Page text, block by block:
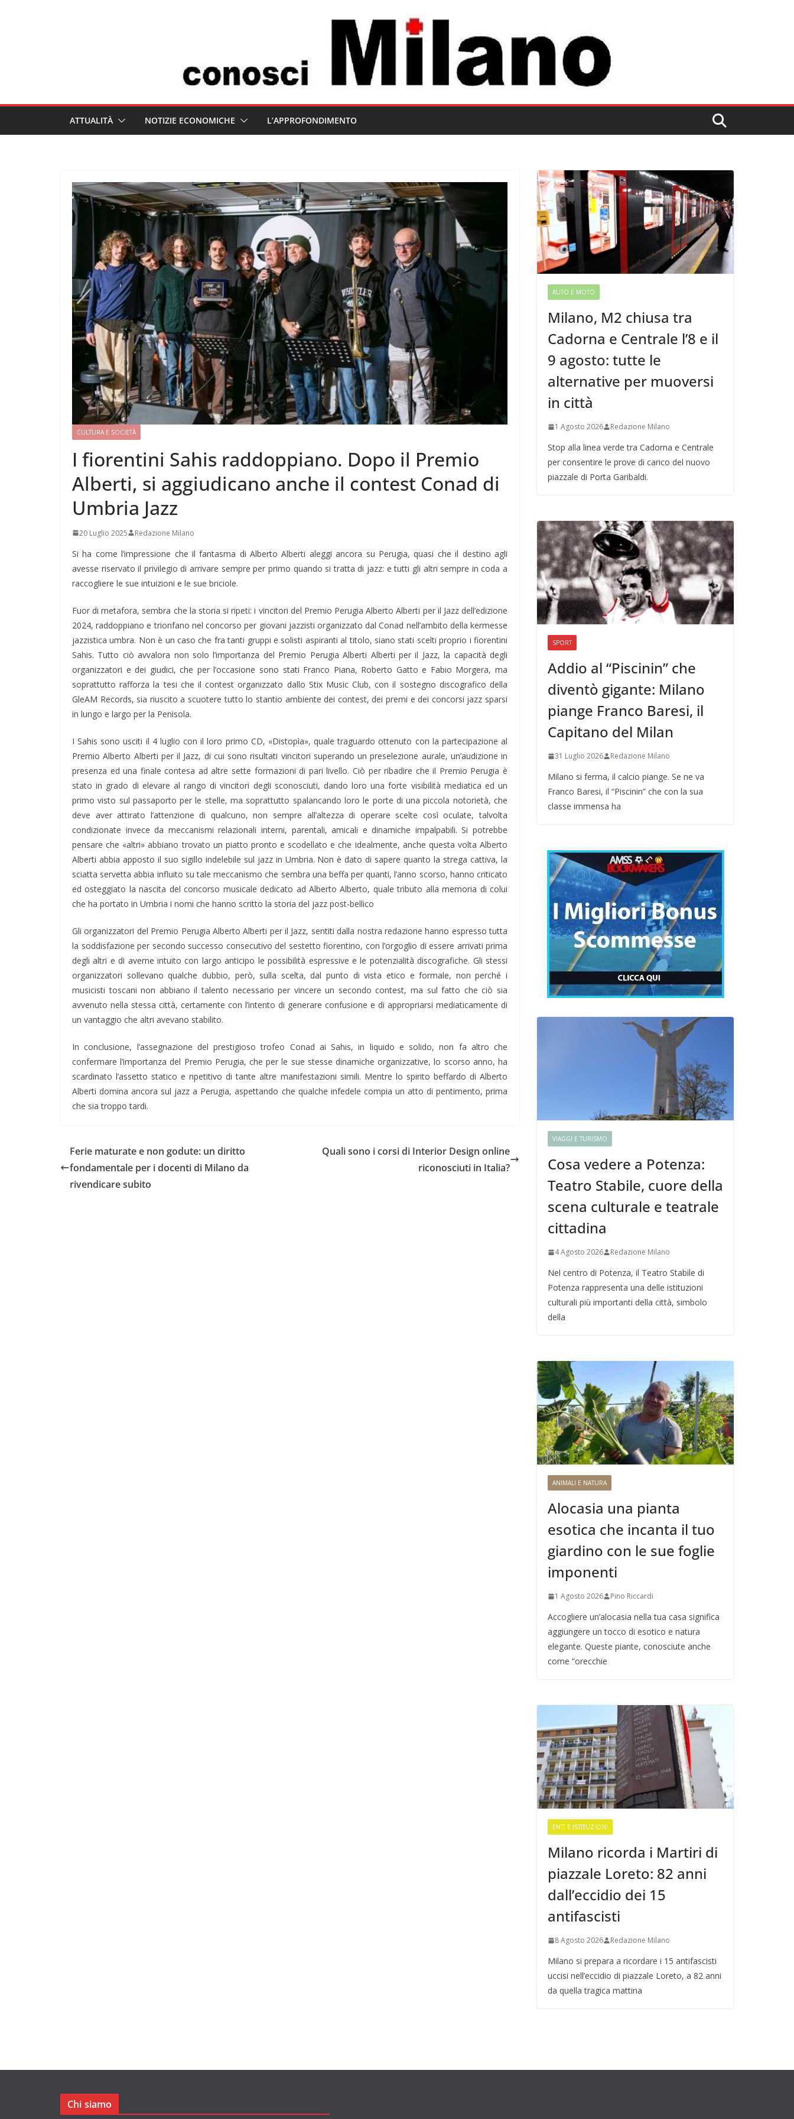
ATTUALITÀ NOTIZIE ECONOMICHE L’APPROFONDIMENTO
CULTURA E SOCIETÀ
I fiorentini Sahis raddoppiano. Dopo il Premio
Alberti, si aggiudicano anche il contest Conad di
Umbria Jazz
20 Luglio 2025 Redazione Milano
Si ha come l’impressione che il fantasma di Alberto Alberti aleggi ancora su Perugia, quasi che il destino agli
avesse riservato il privilegio di arrivare sempre per primo quando si tratta di jazz: e tutti gli altri sempre in coda a
raccogliere le sue intuizioni e le sue briciole.
Fuor di metafora, sembra che la storia si ripeti: i vincitori del Premio Perugia Alberto Alberti per il Jazz dell’edizione
2024, raddoppiano e trionfano nel concorso per giovani jazzisti organizzato dal Conad nell’ambito della kermesse
jazzistica umbra. Non è un caso che fra tanti gruppi e solisti aspiranti al titolo, siano stati scelti proprio i fiorentini
Sahis. Tutto ciò avvalora non solo l’importanza del Premio Perugia Alberti Alberti per il Jazz, la capacità degli
organizzatori e dei giudici, che per l’occasione sono stati Franco Piana, Roberto Gatto e Fabio Morgera, ma
soprattutto rafforza la tesi che il contest organizzato dallo Stix Music Club, con il sostegno discografico della
GleAM Records, sia riuscito a scuotere tutto lo stantio ambiente dei contest, dei premi e dei concorsi jazz sparsi
in lungo e largo per la Penisola.
I Sahis sono usciti il 4 luglio con il loro primo CD, «Distopìa», quale traguardo ottenuto con la partecipazione al
Premio Alberto Alberti per il Jazz, di cui sono risultati vincitori superando un preselezione aurale, un’audizione in
presenza ed una finale contesa ad altre sette formazioni di pari livello. Ciò per ribadire che il Premio Perugia è
stato in grado di elevare al rango di vincitori degli sconosciuti, dando loro una forte visibilità mediatica ed un
primo visto sul passaporto per le stelle, ma soprattutto spalancando loro le porte di una piccola notorietà, che
deve aver attirato l’attenzione di qualcuno, non sempre all’altezza di operare scelte così oculate, talvolta
condizionate invece da meccanismi relazionali interni, parentali, amicali e dinamiche impalpabili. Si potrebbe
pensare che «altri» abbiano trovato un piatto pronto e scodellato e che idealmente, anche questa volta Alberto
Alberti abbia apposto il suo sigillo indelebile sul jazz in Umbria. Non è dato di sapere quanto la strega cattiva, la
sciatta servetta abbia influito su tale meccanismo che sembra una beffa per quanti, l’anno scorso, hanno criticato
ed osteggiato la nascita del concorso musicale dedicato ad Alberto Alberto, quale tributo alla memoria di colui
che ha portato in Umbria i nomi che hanno scritto la storia del jazz post-bellico
Gli organizzatori del Premio Perugia Alberto Alberti per il Jazz, sentiti dalla nostra redazione hanno espresso tutta
la soddisfazione per secondo successo consecutivo del sestetto fiorentino, con l’orgoglio di essere arrivati prima
degli altri e di averne intuito con largo anticipo le possibilità espressive e le potenzialità discografiche. Gli stessi
organizzatori sollevano qualche dubbio, però, sulla scelta, dal punto di vista etico e formale, non perché i
musicisti toscani non abbiano il talento necessario per vincere un secondo contest, ma sul fatto che ciò sia
avvenuto nella stessa città, certamente con l’intento di generare confusione e di appropriarsi mediaticamente di
un vantaggio che altri avevano stabilito.
In conclusione, l’assegnazione del prestigioso trofeo Conad ai Sahis, in liquido e solido, non fa altro che
confermare l’importanza del Premio Perugia, che per le sue stesse dinamiche organizzative, lo scorso anno, ha
scardinato l’assetto statico e ripetitivo di tante altre manifestazioni simili. Mentre lo spirito beffardo di Alberto
Alberti domina ancora sul jazz a Perugia, aspettando che qualche infedele compia un atto di pentimento, prima
che sia troppo tardi.
Ferie maturate e non godute: un diritto
fondamentale per i docenti di Milano da
rivendicare subito
Quali sono i corsi di Interior Design online
riconosciuti in Italia?
AUTO E MOTO
Milano, M2 chiusa tra
Cadorna e Centrale l’8 e il
9 agosto: tutte le
alternative per muoversi
in città
1 Agosto 2026 Redazione Milano
Stop alla linea verde tra Cadorna e Centrale
per consentire le prove di carico del nuovo
piazzale di Porta Garibaldi.
SPORT
Addio al “Piscinin” che
diventò gigante: Milano
piange Franco Baresi, il
Capitano del Milan
31 Luglio 2026 Redazione Milano
Milano si ferma, il calcio piange. Se ne va
Franco Baresi, il “Piscinin” che con la sua
classe immensa ha
VIAGGI E TURISMO
Cosa vedere a Potenza:
Teatro Stabile, cuore della
scena culturale e teatrale
cittadina
4 Agosto 2026 Redazione Milano
Nel centro di Potenza, il Teatro Stabile di
Potenza rappresenta una delle istituzioni
culturali più importanti della città, simbolo
della
ANIMALI E NATURA
Alocasia una pianta
esotica che incanta il tuo
giardino con le sue foglie
imponenti
1 Agosto 2026 Pino Riccardi
Accogliere un’alocasia nella tua casa significa
aggiungere un tocco di esotico e natura
elegante. Queste piante, conosciute anche
come “orecchie
ENTI E ISTITUZIONI
Milano ricorda i Martiri di
piazzale Loreto: 82 anni
dall’eccidio dei 15
antifascisti
8 Agosto 2026 Redazione Milano
Milano si prepara a ricordare i 15 antifascisti
uccisi nell’eccidio di piazzale Loreto, a 82 anni
da quella tragica mattina
Chi siamo